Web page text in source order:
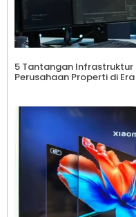
5 Tantangan Infrastruktur
Perusahaan Properti di